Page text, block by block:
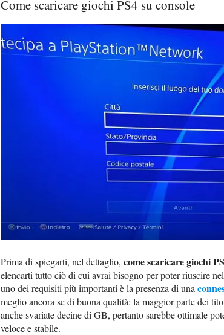
Come scaricare giochi PS4 su console
Prima di spiegarti, nel dettaglio, come scaricare giochi
elencarti tutto ciò di cui avrai bisogno per poter riuscire
uno dei requisiti più importanti è la presenza di una
meglio ancora se di buona qualità: la maggior parte dei
anche svariate decine di GB, pertanto sarebbe ottimale
veloce e stabile.